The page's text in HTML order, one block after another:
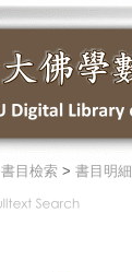
書目檢索 > 書目明細